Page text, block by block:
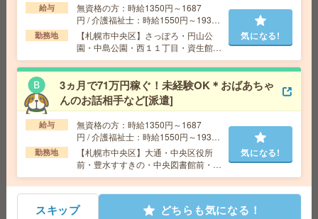
時給1300円＋交
交通費 交通費支給有
札幌市営南北線 さっぽろ駅 徒歩10分/札幌市
営東西線 西11丁目駅 徒歩11分
気になる!
【未経験OK！電話なし】4ケタの数字データ入力#1日3h
～OK#週2～[派遣]
給 与 時給1700円～時給1800円 ◆昇給あり ◆日
払い(速払い：給料日前に70％まで受取可能/規定有)＋
交通費 交通費全額支給
「さっぽろ駅」徒歩1分、「札幌駅」徒歩4
分、「大通駅」徒歩7分
気になる!
給与
無資格の方：時給1350円～1687
円 / 介護福祉士：時給1550円～1937
円 / 初任者以上：時給1450円～1812
円
勤務地
【札幌市中央区】さっぽろ・円山公
園・中島公園・西１１丁目・資生館小
学校前など勤務地多数！
気になる!
3ヵ月で71万円稼ぐ！未経験OK＊おばあちゃ
んのお話相手など[派遣]
給与
無資格の方：時給1350円～1687
円 / 介護福祉士：時給1550円～1937
円 / 初任者以上：時給1450円～1812
円
勤務地
【札幌市中央区】大通・中央区役所
前・豊水すすきの・中央図書館前・山
鼻９条など勤務地多数！
気になる!
スキップ どちらも気になる！